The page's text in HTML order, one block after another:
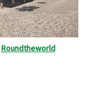
Roundtheworld